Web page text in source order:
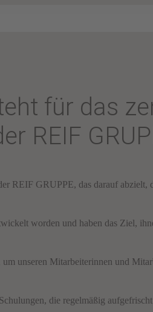
für das
REIF
GRUPPE, das darauf
worden und haben das Ziel,
unseren Mitarbeiterinnen und
die regelmäßig